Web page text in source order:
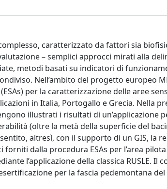
caratterizzato da fattori sia
– semplici approcci mirati alla
metodi basati su indicatori di
Nell’ambito del progetto europeo
per la caratterizzazione delle aree
in Italia, Portogallo e Grecia. Nella
illustrati i risultati di un’applicazione
(oltre la metà della superficie del
altresì, con il supporto di un GIS, la
dalla procedura ESAs per l’area
l’applicazione della classica RUSLE. Il
per la fascia pedemontana